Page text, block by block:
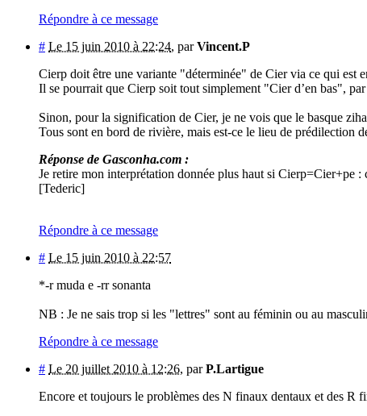
Répondre à ce message
# Le 15 juin 2010 à 22:24, parVincent.P
Cierp doit être une variante "déterminée" de Cier via ce qui est
Il se pourrait que Cierp soit tout simplement "Cier d’en bas",
Sinon, pour la signification de Cier, je ne vois que le basque
Tous sont en bord de rivière, mais est-ce le lieu de prédilection
Réponse de Gasconha.com :
Je retire mon interprétation donnée plus haut si Cierp=Cier+pe
[Tederic]
Répondre à ce message
# Le 15 juin 2010 à 22:57
*-r muda e -rr sonanta
NB : Je ne sais trop si les "lettres" sont au féminin ou au
Répondre à ce message
# Le 20 juillet 2010 à 12:26, parP.Lartigue
Encore et toujours le problèmes des N finaux dentaux et des R